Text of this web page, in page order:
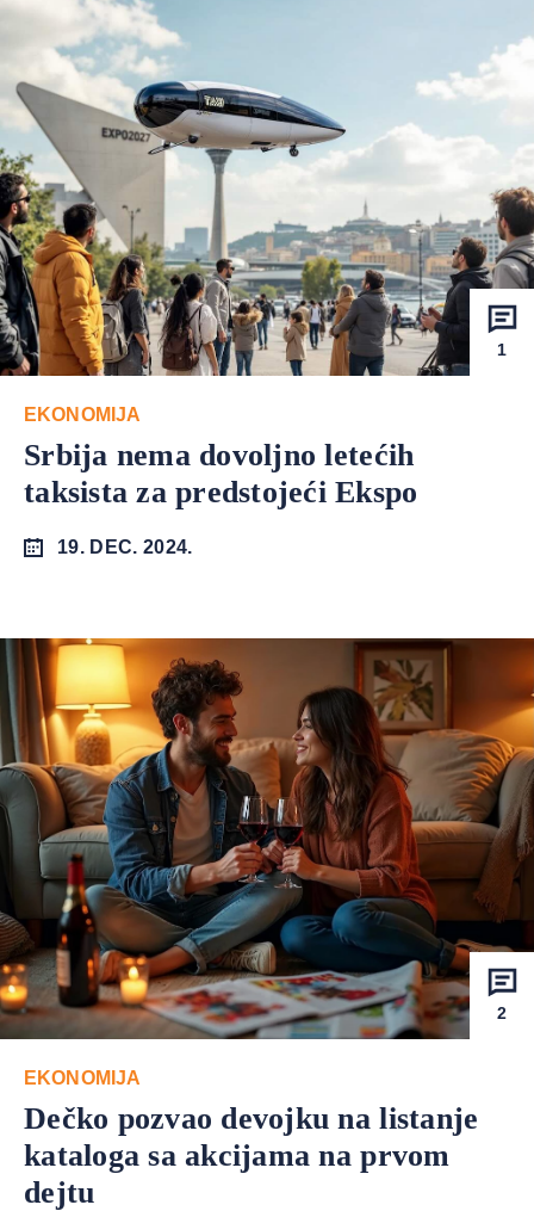
1
EKONOMIJA
Srbija nema dovoljno letećih
taksista za predstojeći Ekspo
19. DEC. 2024.
2
EKONOMIJA
Dečko pozvao devojku na listanje
kataloga sa akcijama na prvom
dejtu